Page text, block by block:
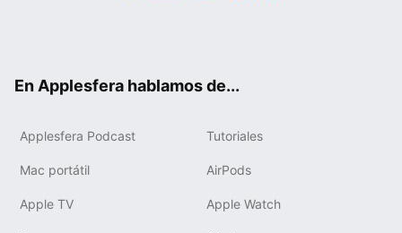
En Applesfera hablamos de...
Applesfera Podcast Tutoriales
Mac portátil AirPods
Apple TV Apple Watch